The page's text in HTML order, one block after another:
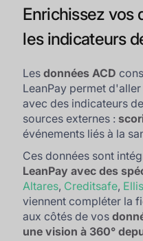
Enrichissez vos
les indicateurs
Lesdonnées ACD
LeanPay permet
avec des indicateurs de
sources externes :
événements liés à la
Ces données sont
LeanPay avec des
Altares, Creditsafe,
viennent compléter la
aux côtés de vos
une vision à 360°